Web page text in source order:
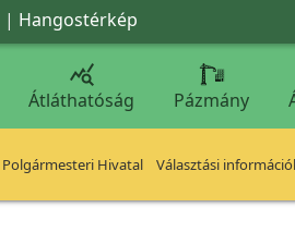
| Hangostérkép

Átláthatóság Pázmány
Polgármesteri Hivatal Választási